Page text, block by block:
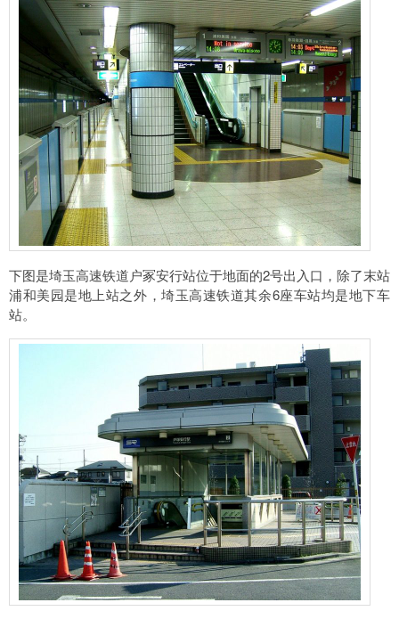
下图是埼玉高速铁道户冢安行站位于地面的2号出入口，除了末站
浦和美园是地上站之外，埼玉高速铁道其余6座车站均是地下车
站。